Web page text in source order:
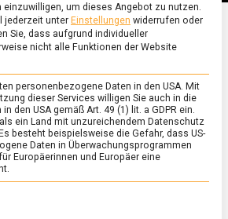
& GESUNDHEIT/FEATURED
die Deutschen
2019 redaktion Commenton
einzuwilligen, um dieses Angebot zu nutzen.
jederzeit unter Einstellungen widerrufen oder
Sie, dass aufgrund individueller
nicht alle Funktionen der Website
personenbezogene Daten in den USA. Mit
dieser Services willigen Sie auch in die
den USA gemäß Art. 49 (1) lit. a GDPR ein.
ein Land mit unzureichendem Datenschutz
besteht beispielsweise die Gefahr, dass US-
Daten in Überwachungsprogrammen
Europäerinnen und Europäer eine
Service-Gruppen, für die eine